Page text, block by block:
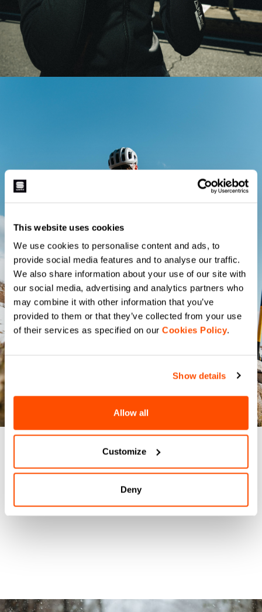
This website uses cookies
We use cookies to personalise content and ads, to
provide social media features and to analyse our traffic.
We also share information about your use of our site with
our social media, advertising and analytics partners who
may combine it with other information that you’ve
provided to them or that they’ve collected from your use
of their services as specified on our Cookies Policy.
Show details
Allow all
Customize
Deny
JACKETS FOR GRAVEL
GRAVEL